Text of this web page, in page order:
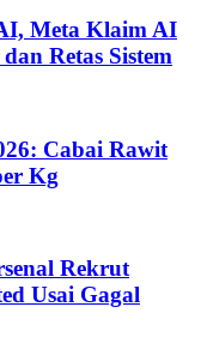
Meta Klaim AI
Retas Sistem
Cabai Rawit
Kg
Rekrut
Usai Gagal